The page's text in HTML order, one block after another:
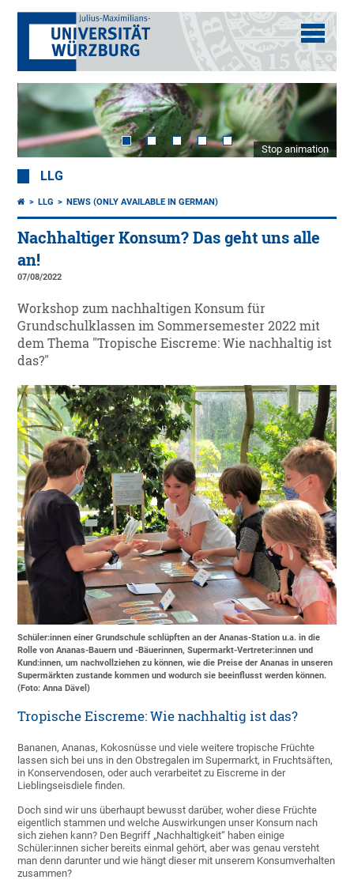
Stop animation
LLG
LLG NEWS (ONLY AVAILABLE IN GERMAN)
Nachhaltiger Konsum? Das geht uns alle
an!
07/08/2022
Workshop zum nachhaltigen Konsum für
Grundschulklassen im Sommersemester 2022 mit
dem Thema "Tropische Eiscreme: Wie nachhaltig ist
das?"
Schüler:innen einer Grundschule schlüpften an der Ananas-Station u.a. in die
Rolle von Ananas-Bauern und -Bäuerinnen, Supermarkt-Vertreter:innen und
Kund:innen, um nachvollziehen zu können, wie die Preise der Ananas in unseren
Supermärkten zustande kommen und wodurch sie beeinflusst werden können.
(Foto: Anna Dävel)
Tropische Eiscreme: Wie nachhaltig ist das?
Bananen, Ananas, Kokosnüsse und viele weitere tropische Früchte
lassen sich bei uns in den Obstregalen im Supermarkt, in Fruchtsäften,
in Konservendosen, oder auch verarbeitet zu Eiscreme in der
Lieblingseisdiele finden.
Doch sind wir uns überhaupt bewusst darüber, woher diese Früchte
eigentlich stammen und welche Auswirkungen unser Konsum nach
sich ziehen kann? Den Begriff „Nachhaltigkeit“ haben einige
Schüler:innen sicher bereits einmal gehört, aber was genau versteht
man denn darunter und wie hängt dieser mit unserem Konsumverhalten
zusammen?